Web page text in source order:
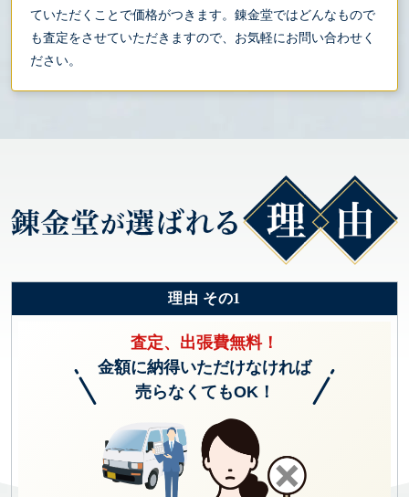
ていただくことで価格がつきます。錬金堂ではどんなもので
も査定をさせていただきますので、お気軽にお問い合わせく
ださい。
理由 その1
査定、出張費無料！
金額に納得いただけなければ
売らなくてもOK！